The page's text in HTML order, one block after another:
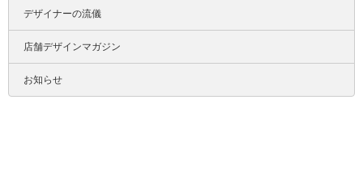
デザイナーの流儀
店舗デザインマガジン
お知らせ